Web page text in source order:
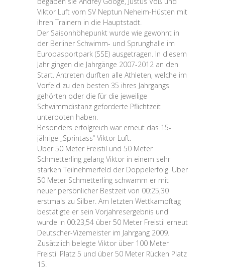
Viktor Luft vom SV Neptun Neheim-Hüsten mit
ihren Trainern in die Hauptstadt.
Der Saisonhöhepunkt wurde wie gewohnt in
der Berliner Schwimm- und Sprunghalle im
Europasportpark (SSE) ausgetragen. In diesem
Jahr gingen die Jahrgänge 2007-2012 an den
Start. Antreten durften alle Athleten, welche im
Vorfeld zu den besten 35 ihres Jahrgangs
gehörten oder die für die jeweilige
Schwimmdistanz geforderte Pflichtzeit
unterboten haben.
Besonders erfolgreich war erneut das 15-
jährige „Sprintass“ Viktor Luft.
Über 50 Meter Freistil und 50 Meter
Schmetterling gelang Viktor in einem sehr
starken Teilnehmerfeld der Doppelerfolg. Über
50 Meter Schmetterling schwamm er mit
neuer persönlicher Bestzeit von 00:25,30
erstmals zu Silber. Am letzten Wettkampftag
bestätigte er sein Vorjahresergebnis und
wurde in 00:23,54 über 50 Meter Freistil erneut
Deutscher-Vizemeister im Jahrgang 2009.
Zusätzlich belegte Viktor über 100 Meter
Freistil Platz 5 und über 50 Meter Rücken Platz
15.